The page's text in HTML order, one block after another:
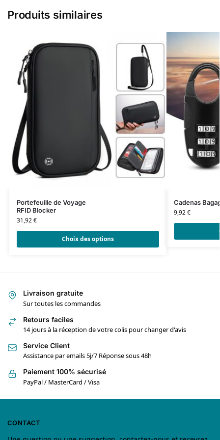
Produits similaires
Portefeuille de Voyage
RFID Blocker
31,92€
Choix des options
Cadenas
9,92€
Livraison gratuite
Sur toutes les commandes
Retours faciles
14 jours à la réception de votre colis pour changer d'avis
Service Client
Assistance par emails 5j/7 Réponse sous 48h
Paiement 100% sécurisé
PayPal / MasterCard / Visa
CONTACT